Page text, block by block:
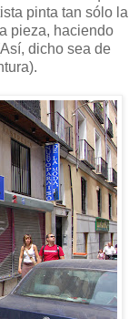
pinta tan sólo la
pieza, haciendo
dicho sea de